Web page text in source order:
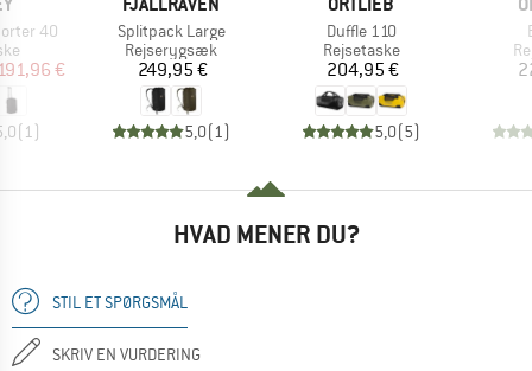
40
pris
€
(1)
Artikel
Splitpack Large
Produktgruppe
Rejserygsæk
Pris
249,95 €
5,0(1)
Artikel
Duffle 110
Produktgruppe
Rejsetaske
Pris
204,95 €
5,0(5)
HVAD MENER DU?
STIL ET SPØRGSMÅL
SKRIV EN VURDERING